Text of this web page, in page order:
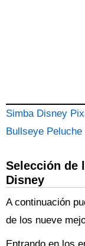
Simba Disney
Bullseye Peluche
Selección de
Disney
A continuación
de los nueve